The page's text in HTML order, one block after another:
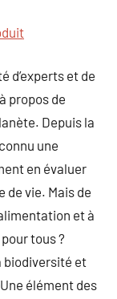
d’experts et de
propos de
Depuis la
une
en évaluer
de vie. Mais de
et à
tous ?
biodiversité et
élément des